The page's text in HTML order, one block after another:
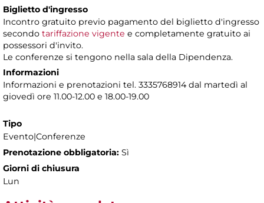
Biglietto d'ingresso
Incontro gratuito previo pagamento del biglietto d'ingresso
secondo tariffazione vigente e completamente gratuito ai
possessori d'invito.
Le conferenze si tengono nella sala della Dipendenza.
Informazioni
Informazioni e prenotazioni tel. 3335768914 dal martedì al
giovedì ore 11.00-12.00 e 18.00-19.00
Tipo
Evento|Conferenze
Prenotazione obbligatoria: Sì
Giorni di chiusura
Lun